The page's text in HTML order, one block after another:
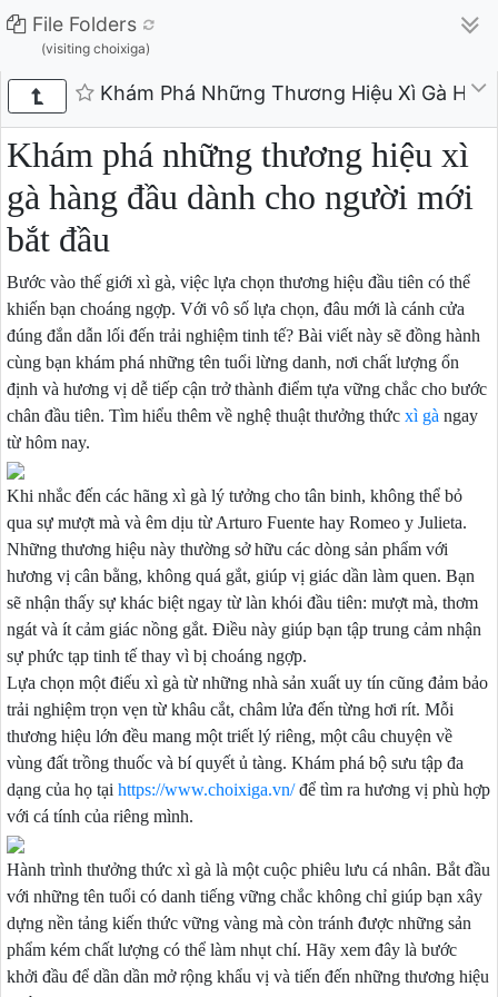
File Folders
(visiting choixiga)
Khám Phá Những Thương Hiệu Xì Gà
Khám phá những thương hiệu xì
gà hàng đầu dành cho người mới
bắt đầu
Bước vào thế giới xì gà, việc lựa chọn thương hiệu đầu tiên có thể
khiến bạn choáng ngợp. Với vô số lựa chọn, đâu mới là cánh cửa
đúng đắn dẫn lối đến trải nghiệm tinh tế? Bài viết này sẽ đồng hành
cùng bạn khám phá những tên tuổi lừng danh, nơi chất lượng ổn
định và hương vị dễ tiếp cận trở thành điểm tựa vững chắc cho bước
chân đầu tiên. Tìm hiểu thêm về nghệ thuật thưởng thức xì gà ngay
từ hôm nay.
Khi nhắc đến các hãng xì gà lý tưởng cho tân binh, không thể bỏ
qua sự mượt mà và êm dịu từ Arturo Fuente hay Romeo y Julieta.
Những thương hiệu này thường sở hữu các dòng sản phẩm với
hương vị cân bằng, không quá gắt, giúp vị giác dần làm quen. Bạn
sẽ nhận thấy sự khác biệt ngay từ làn khói đầu tiên: mượt mà, thơm
ngát và ít cảm giác nồng gắt. Điều này giúp bạn tập trung cảm nhận
sự phức tạp tinh tế thay vì bị choáng ngợp.
Lựa chọn một điếu xì gà từ những nhà sản xuất uy tín cũng đảm bảo
trải nghiệm trọn vẹn từ khâu cắt, châm lửa đến từng hơi rít. Mỗi
thương hiệu lớn đều mang một triết lý riêng, một câu chuyện về
vùng đất trồng thuốc và bí quyết ủ tàng. Khám phá bộ sưu tập đa
dạng của họ tại https://www.choixiga.vn/để tìm ra hương vị phù hợp
với cá tính của riêng mình.
Hành trình thưởng thức xì gà là một cuộc phiêu lưu cá nhân. Bắt đầu
với những tên tuổi có danh tiếng vững chắc không chỉ giúp bạn xây
dựng nền tảng kiến thức vững vàng mà còn tránh được những sản
phẩm kém chất lượng có thể làm nhụt chí. Hãy xem đây là bước
khởi đầu để dần dần mở rộng khẩu vị và tiến đến những thương hiệu